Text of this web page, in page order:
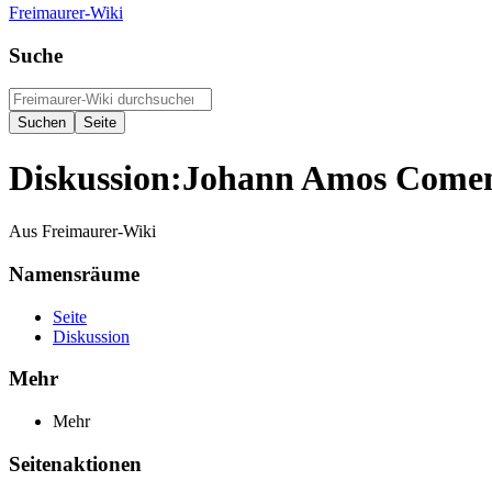
Freimaurer-Wiki
Suche
Diskussion:Johann Amos
Aus Freimaurer-Wiki
Namensräume
Seite
Diskussion
Mehr
Mehr
Seitenaktionen